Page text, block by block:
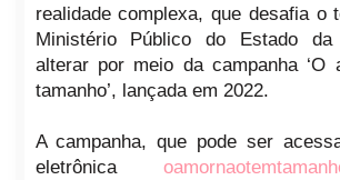
realidade complexa, que desafia o
Ministério Público do Estado
alterar por meio da campanha ‘O
tamanho’, lançada em 2022.
A campanha, que pode ser
eletrônica